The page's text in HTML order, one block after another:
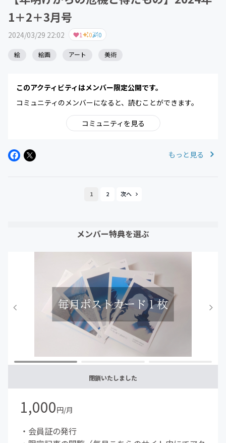
1＋2＋3月号
2024/03/29 22:02 1 0 0
絵 絵画 アート 美術
このアクティビティはメンバー限定公開です。
コミュニティのメンバーになると、読むことができます。
コミュニティを見る
もっと見る
1 2
メンバー特典を選ぶ
閉鎖いたしました
1,000円/月
・会員証の発行